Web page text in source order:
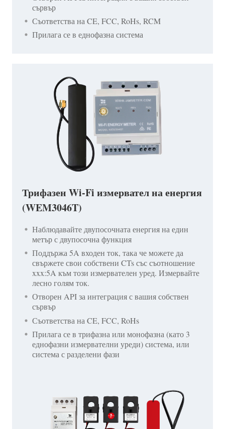
сървър
Съответства на CE, FCC, RoHs, RCM
Прилага се в еднофазна система
Трифазен Wi-Fi измервател на енергия
(WEM3046T)
Наблюдавайте двупосочната енергия на един
метър с двупосочна функция
Поддържа 5A входен ток, така че можете да
свържете свои собствени CTs със съотношение
xxx:5A към този измервателен уред. Измервайте
лесно голям ток.
Отворен API за интеграция с вашия собствен
сървър
Съответства на CE, FCC, RoHs
Прилага се в трифазна или монофазна (като 3
еднофазни измервателни уреди) система, или
система с разделени фази